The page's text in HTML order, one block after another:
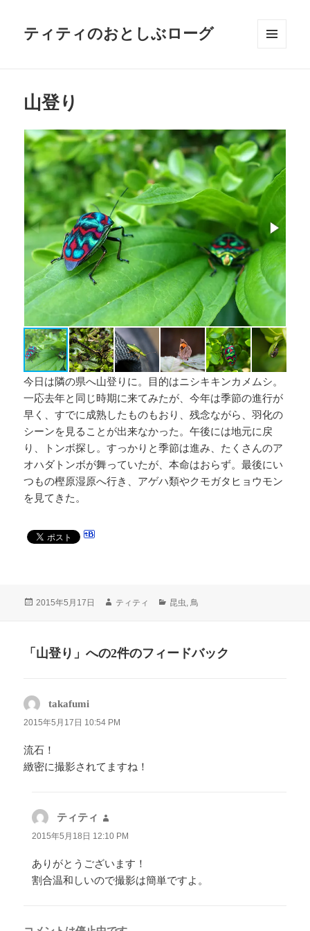
ティティのおとしぶローグ
山登り
今日は隣の県へ山登りに。目的はニシキキンカメムシ。
一応去年と同じ時期に来てみたが、今年は季節の進行が
早く、すでに成熟したものもおり、残念ながら、羽化の
シーンを見ることが出来なかった。午後には地元に戻
り、トンボ探し。すっかりと季節は進み、たくさんのア
オハダトンボが舞っていたが、本命はおらず。最後にい
つもの樫原湿原へ行き、アゲハ類やクモガタヒョウモン
を見てきた。
投
2015年5月17日
作
ティティ
カ
ー
昆虫,鳥
「山登り」への2件のフィードバック
takafumi
り:
2015年5月17日 10:54 PM
流石！
緻密に撮影されてますね！
ティティ
り:
2015年5月18日 12:10 PM
ありがとうございます！
割合温和しいので撮影は簡単ですよ。